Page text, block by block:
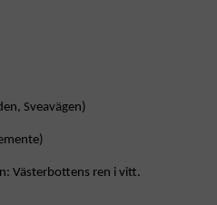
Sveavägen)
Västerbottens ren i vitt.